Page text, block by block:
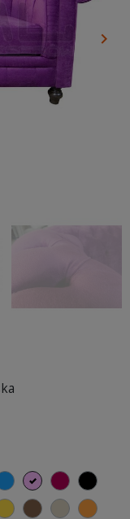
keyboard_arrow_right
niebieski
różowymalinowy
niebieski
musztardowy
brązowy
beżowy